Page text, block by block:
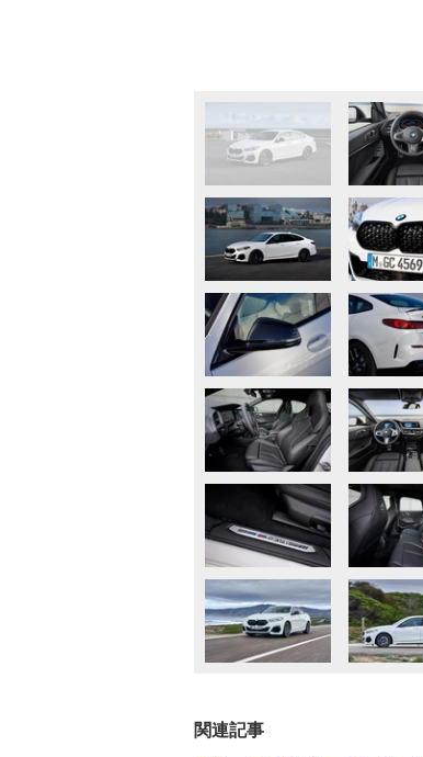
関連記事